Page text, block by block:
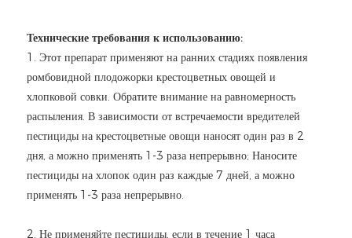
Технические требования к использованию:
1. Этот препарат применяют на ранних стадиях появления
ромбовидной плодожорки крестоцветных овощей и
хлопковой совки. Обратите внимание на равномерность
распыления. В зависимости от встречаемости вредителей
пестициды на крестоцветные овощи наносят один раз в 2
дня, а можно применять 1-3 раза непрерывно; Наносите
пестициды на хлопок один раз каждые 7 дней, а можно
применять 1-3 раза непрерывно.
2. Не применяйте пестициды, если в течение 1 часа